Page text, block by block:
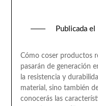
Publicada el
Cómo coser productos
pasarán de generación
la resistencia y
material, sino también
conocerás las